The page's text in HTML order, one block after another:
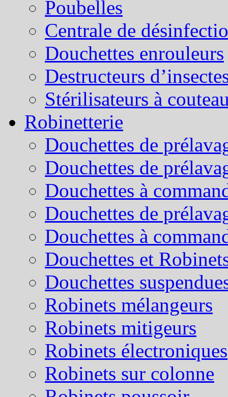
Poubelles
Centrale de
Douchettes enrouleurs
Destructeurs
Stérilisateurs à
Robinetterie
Douchettes de
Douchettes de
Douchettes à
Douchettes de
Douchettes à
Douchettes et
Douchettes
Robinets mélangeurs
Robinets mitigeurs
Robinets électroniques
Robinets sur colonne